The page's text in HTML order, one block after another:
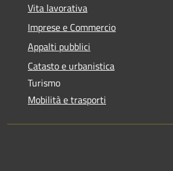
Vita lavorativa
Imprese e Commercio
Appalti pubblici
Catasto e urbanistica
Turismo
Mobilità e trasporti